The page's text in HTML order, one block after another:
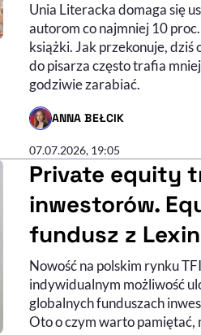
Unia Literacka domaga się
autorom co najmniej 10
książki. Jak przekonuje, dziś
do pisarza często trafia
godziwie zarabiać.
ANNA BEŁCIK
- AUTOR ARTYKUŁU - PROFIL
07.07.2026, 19:05
Private equity
inwestorów.
fundusz z
Nowość na polskim rynku
indywidualnym możliwość
globalnych funduszach
Oto o czym warto pamiętać,